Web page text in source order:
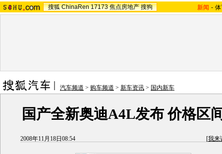
搜狐 ChinaRen 17173 焦点房地产 搜狗 新闻 -
汽车频道 > 购车频道 > 新车资讯 > 国内新车
国产全新奥迪A4L发布 价格区
2008年11月18日08:54 [我来